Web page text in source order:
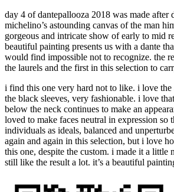
day 4 of dantepallooza 2018 was made after
michelino’s astounding canvas of the man
gorgeous and intricate show of early to mid
beautiful painting presents us with a dante
would find impossible not to recognize. the
the laurels and the first in this selection to
i find this one very hard not to like. i love the
the black sleeves, very fashionable. i love
below the neck continues to make an
loved to make faces neutral in expression so
individuals as ideals, balanced and
again and again in this selection, but i love
this one, despite the custom. i made it a little
still like the result a lot. it’s a beautiful